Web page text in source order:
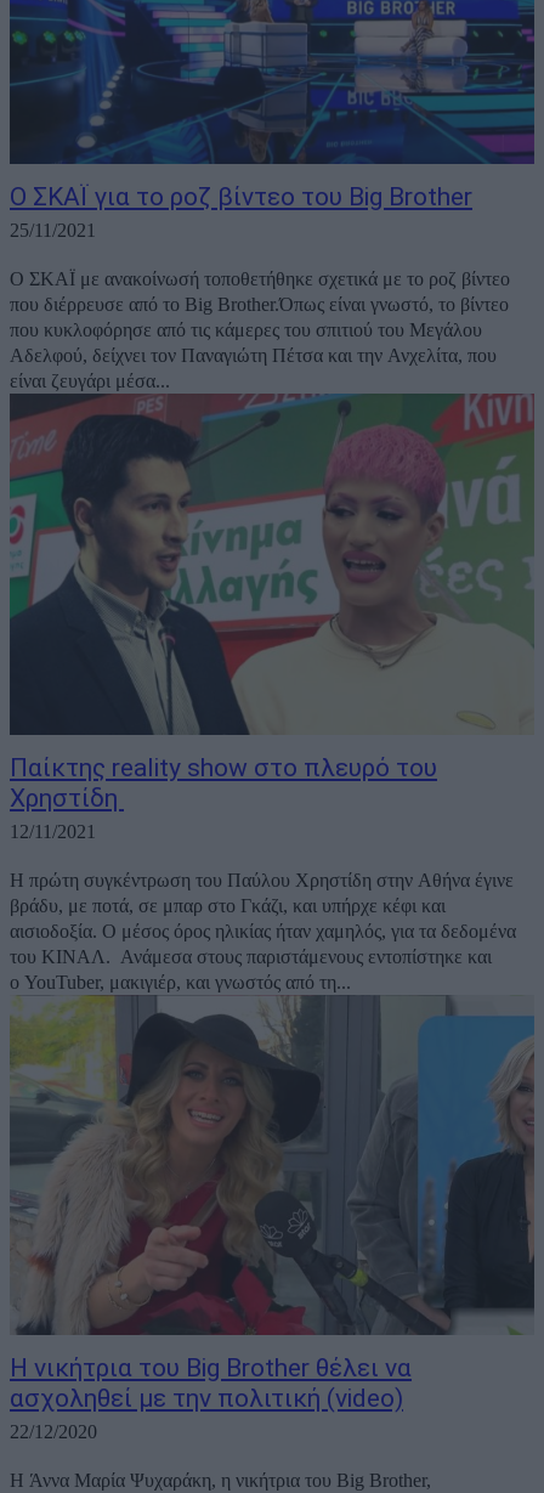
Ο ΣΚΑΪ για το ροζ βίντεο του Big Brother
25/11/2021
Ο ΣΚΑΪ με ανακοίνωσή τοποθετήθηκε σχετικά με το ροζ βίντεο
που διέρρευσε από το Big Brother.Όπως είναι γνωστό, το βίντεο
που κυκλοφόρησε από τις κάμερες του σπιτιού του Μεγάλου
Αδελφού, δείχνει τον Παναγιώτη Πέτσα και την Ανχελίτα, που
είναι ζευγάρι μέσα...
Παίκτης reality show στο πλευρό του
Χρηστίδη
12/11/2021
Η πρώτη συγκέντρωση του Παύλου Χρηστίδη στην Αθήνα έγινε
βράδυ, με ποτά, σε μπαρ στο Γκάζι, και υπήρχε κέφι και
αισιοδοξία. Ο μέσος όρος ηλικίας ήταν χαμηλός, για τα δεδομένα
του ΚΙΝΑΛ. Ανάμεσα στους παριστάμενους εντοπίστηκε και
ο YouTuber, μακιγιέρ, και γνωστός από τη...
Η νικήτρια του Big Brother θέλει να
ασχοληθεί με την πολιτική (video)
22/12/2020
Η Άννα Μαρία Ψυχαράκη, η νικήτρια του Big Brother,